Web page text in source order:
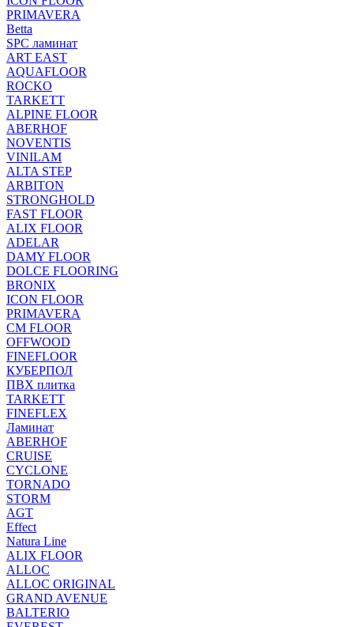
PRIMAVERA
Betta
SPC ламинат
ART EAST
AQUAFLOOR
ROCKO
TARKETT
ALPINE FLOOR
ABERHOF
NOVENTIS
VINILAM
ALTA STEP
ARBITON
STRONGHOLD
FAST FLOOR
ALIX FLOOR
ADELAR
DAMY FLOOR
DOLCE FLOORING
BRONIX
ICON FLOOR
PRIMAVERA
CM FLOOR
OFFWOOD
FINEFLOOR
КУБЕРПОЛ
ПВХ плитка
TARKETT
FINEFLEX
Ламинат
ABERHOF
CRUISE
CYCLONE
TORNADO
STORM
AGT
Effect
Natura Line
ALIX FLOOR
ALLOC
ALLOC ORIGINAL
GRAND AVENUE
BALTERIO